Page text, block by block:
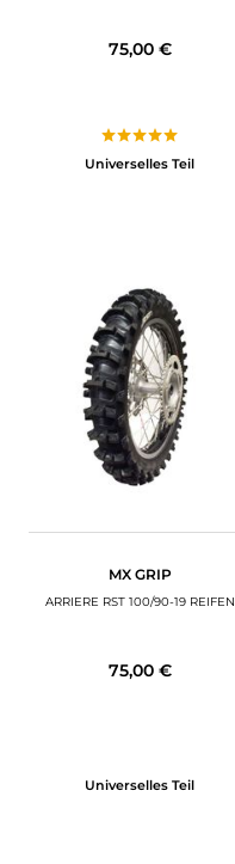
75,00 €
Universelles Teil
MX GRIP
ARRIERE RST 100/90-19 REIFEN
75,00 €
Universelles Teil